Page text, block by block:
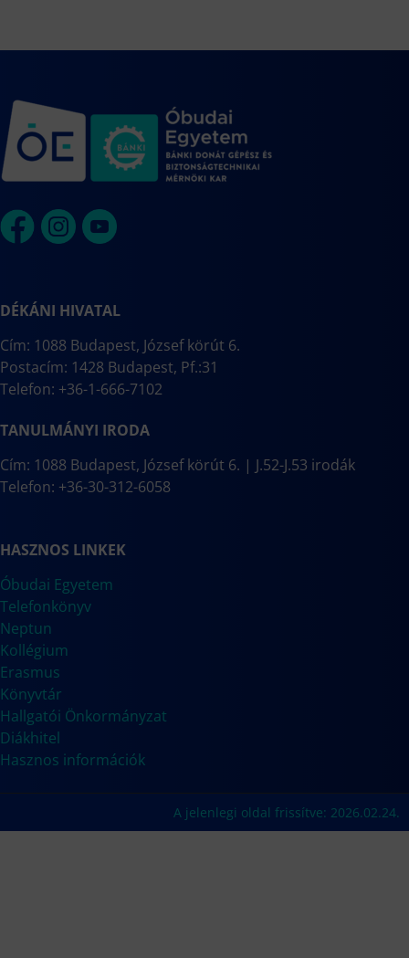
DÉKÁNI HIVATAL
Cím: 1088 Budapest, József körút 6.
Postacím: 1428 Budapest, Pf.:31
Telefon: +36-1-666-7102
TANULMÁNYI IRODA
Cím: 1088 Budapest, József körút 6. | J.52-J.53 irodák
Telefon: +36-30-312-6058
HASZNOS LINKEK
Óbudai Egyetem
Telefonkönyv
Neptun
Kollégium
Erasmus
Könyvtár
Hallgatói Önkormányzat
Diákhitel
Hasznos információk
A jelenlegi oldal frissítve: 2026.02.24.